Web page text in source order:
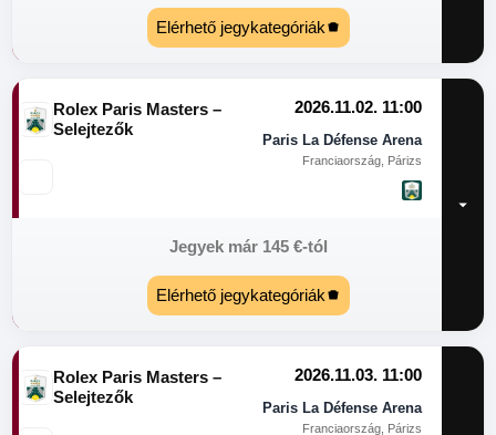
Elérhető jegykategóriák
Rolex Paris Masters –
Selejtezők
2026.11.02. 11:00
Paris La Défense Arena
Franciaország, Párizs
Jegyek már 145 €-tól
Elérhető jegykategóriák
Rolex Paris Masters –
Selejtezők
2026.11.03. 11:00
Paris La Défense Arena
Franciaország, Párizs